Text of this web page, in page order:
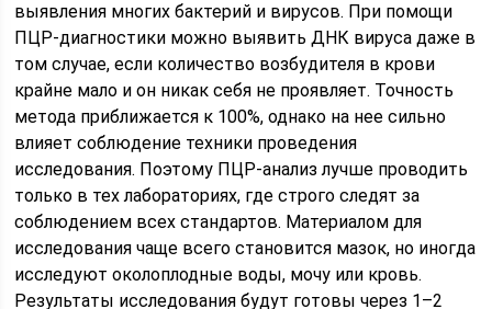
выявления многих бактерий и вирусов. При помощи
ПЦР-диагностики можно выявить ДНК вируса даже в
том случае, если количество возбудителя в крови
крайне мало и он никак себя не проявляет. Точность
метода приближается к 100%, однако на нее сильно
влияет соблюдение техники проведения
исследования. Поэтому ПЦР-анализ лучше проводить
только в тех лабораториях, где строго следят за
соблюдением всех стандартов. Материалом для
исследования чаще всего становится мазок, но иногда
исследуют околоплодные воды, мочу или кровь.
Результаты исследования будут готовы через 1–2